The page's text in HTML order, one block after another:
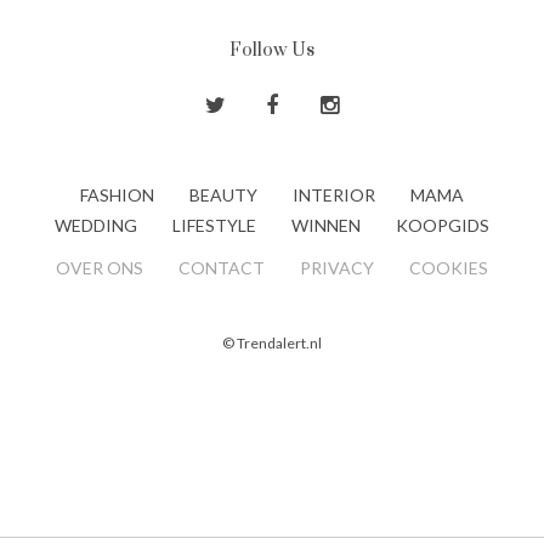
Follow Us
FASHION BEAUTY INTERIOR
MAMA
WEDDING
LIFESTYLE WINNEN KOOPGIDS
OVER ONS CONTACT PRIVACY COOKIES
© Trendalert.nl